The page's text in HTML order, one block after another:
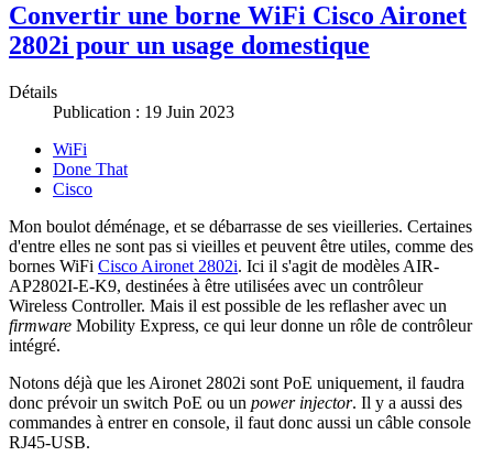
Convertir une borne WiFi Cisco Aironet
2802i pour un usage domestique
Détails
Publication : 19 Juin 2023
WiFi
Done That
Cisco
Mon boulot déménage, et se débarrasse de ses vieilleries. Certaines
d'entre elles ne sont pas si vieilles et peuvent être utiles, comme des
bornes WiFi Cisco Aironet 2802i. Ici il s'agit de modèles AIR-
AP2802I-E-K9, destinées à être utilisées avec un contrôleur
Wireless Controller. Mais il est possible de les reflasher avec un
firmware Mobility Express, ce qui leur donne un rôle de contrôleur
intégré.
Notons déjà que les Aironet 2802i sont PoE uniquement, il faudra
donc prévoir un switch PoE ou un power injector. Il y a aussi des
commandes à entrer en console, il faut donc aussi un câble console
RJ45-USB.